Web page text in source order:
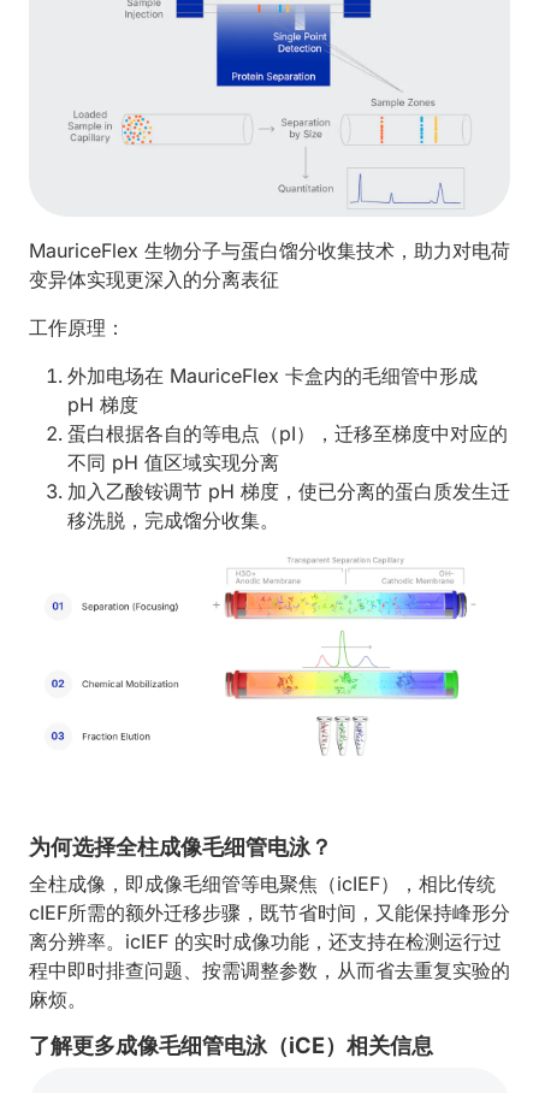
MauriceFlex 生物分子与蛋白馏分收集技术，助力对电荷
变异体实现更深入的分离表征
工作原理：
外加电场在 MauriceFlex 卡盒内的毛细管中形成
pH 梯度
蛋白根据各自的等电点（pI），迁移至梯度中对应的
不同 pH 值区域实现分离
加入乙酸铵调节 pH 梯度，使已分离的蛋白质发生迁
移洗脱，完成馏分收集。
为何选择全柱成像毛细管电泳？
全柱成像，即成像毛细管等电聚焦（icIEF），相比传统
cIEF所需的额外迁移步骤，既节省时间，又能保持峰形分
离分辨率。icIEF 的实时成像功能，还支持在检测运行过
程中即时排查问题、按需调整参数，从而省去重复实验的
麻烦。
了解更多成像毛细管电泳（iCE）相关信息